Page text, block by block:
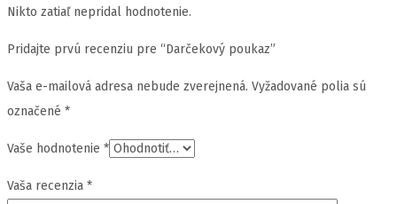
Nikto zatiaľ nepridal hodnotenie.
Pridajte prvú recenziu pre “Darčekový poukaz”
Vaša e-mailová adresa nebude zverejnená. Vyžadované polia sú
označené *
Vaše hodnotenie *
Vaša recenzia *